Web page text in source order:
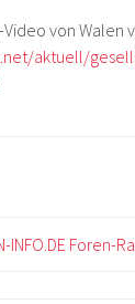
Video von Walen
aktuell/
INFO.DE Foren-